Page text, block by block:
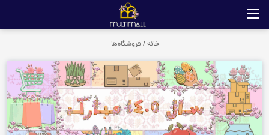
خانه/ فروشگاه‌ها